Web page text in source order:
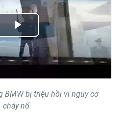
Play
Video
BMW bị triệu hồi vì nguy cơ
cháy nổ.